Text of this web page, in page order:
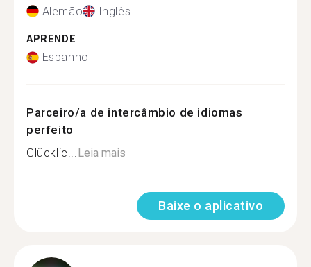
Alemão Inglês
APRENDE
Espanhol
Parceiro/a de intercâmbio de idiomas
perfeito
Glücklic...Leia mais
Baixe o aplicativo